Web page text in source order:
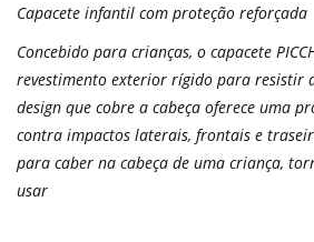
Capacete infantil com proteção reforçada
Concebido para crianças, o capacete
revestimento exterior rígido para resistir
design que cobre a cabeça oferece uma
contra impactos laterais, frontais e
para caber na cabeça de uma criança,
usar